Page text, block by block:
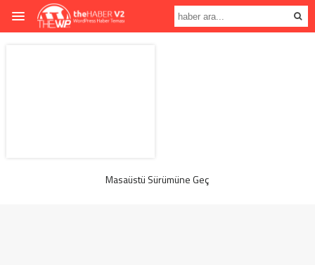
Masaüstü Sürümüne Geç